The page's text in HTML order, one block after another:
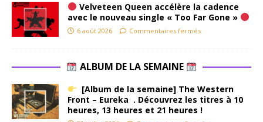
Velveteen Queen accélère la cadence
avec le nouveau single « Too Far Gone »
6 août 2026 Commentaires fermés
ALBUM DE LA SEMAINE
[Album de la semaine] The Western
Front – Eureka . Découvrez les titres à 10
heures, 13 heures et 21 heures !